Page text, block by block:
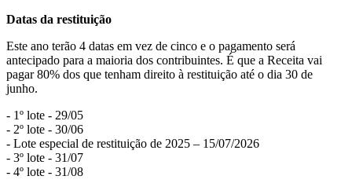
Datas da restituição
Este ano terão 4 datas em vez de cinco e o pagamento será
antecipado para a maioria dos contribuintes. É que a Receita vai
pagar 80% dos que tenham direito à restituição até o dia 30 de
junho.
- 1º lote - 29/05
- 2º lote - 30/06
- Lote especial de restituição de 2025 – 15/07/2026
- 3º lote - 31/07
- 4º lote - 31/08